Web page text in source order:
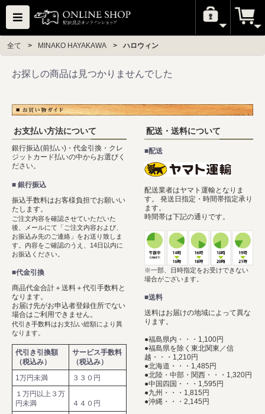
全て > MINAKO HAYAKAWA > ハロウィン
お探しの商品は見つかりませんでした
お支払い方法について
銀行振込(前払い)・代金引換・クレ
ジットカード払いの中からお選びく
ださい。
■ 銀行振込
振込手数料はお客様負担でお願いい
たします。
ご注文内容を確認させていただいた
後、メールにて「ご注文内容および、
お振込み先のご連絡」をお送り致しま
す。内容をご確認のうえ、14日以内に
お振込ください。
■代金引換
商品代金合計＋送料＋代引手数料と
なります。
お届け先がお申込者登録住所でない
場合はご利用できません。
代引き手数料はお支払い総額により異
なります。
代引き引換額
（税込み）
サービス手数料
（税込み）
1万円未満
３３０円
１万円以上３万
円未満
４４０円
配送・送料について
■配送
配送業者はヤマト運輸となりま
す。 発送日指定・時間帯指定承り
ます。
時間帯は下記の通りです。
※一部、日時指定をお受けできない
場合がございます。
■送料
送料はお届けの地域によって異な
ります。
●福島県内・・・1,100円
●福島県を除く東北関東／信
越・・・1,210円
●北海道・・・1,485円
●北陸・中部・関西・・・1,320円
●中国四国・・・1,595円
●九州・・・1,815円
●沖縄・・・2,145円